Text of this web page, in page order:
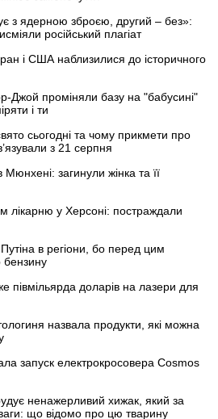
з ядерною зброєю, другий – без»:
російський плагіат
і США наблизилися до історичного
Джой проміняли базу на "бабусині"
і ти
сьогодні та чому прикмети про
з 21 серпня
Мюнхені: загинули жінка та її
лікарню у Херсоні: постраждали
в регіони, бо перед цим
бензину
півмільярда доларів на лазери для
назвала продукти, які можна
запуск електрокросовера Cosmos
ненажерливий хижак, який за
ваги: що відомо про цю тварину